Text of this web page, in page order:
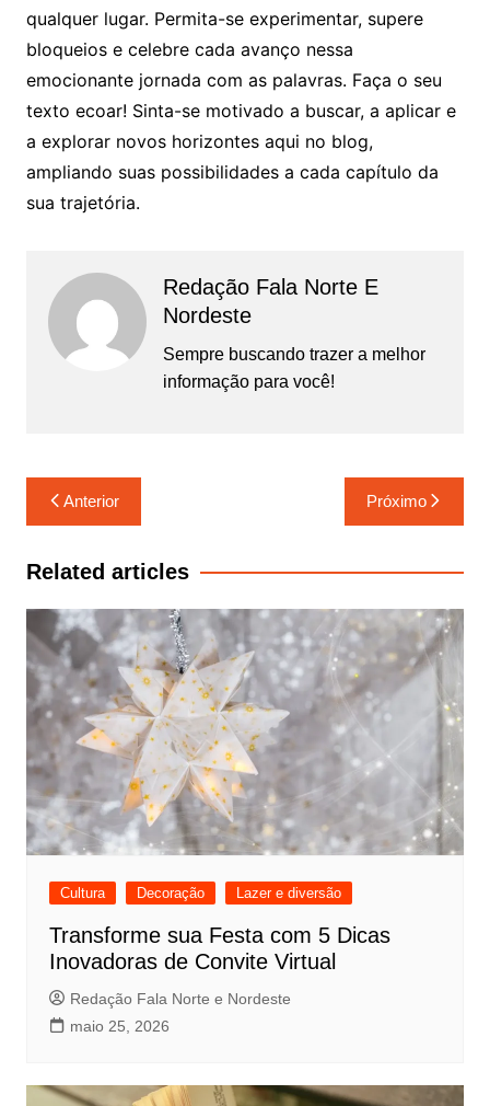
qualquer lugar. Permita-se experimentar, supere
bloqueios e celebre cada avanço nessa
emocionante jornada com as palavras. Faça o seu
texto ecoar! Sinta-se motivado a buscar, a aplicar e
a explorar novos horizontes aqui no blog,
ampliando suas possibilidades a cada capítulo da
sua trajetória.
Redação Fala Norte E
Nordeste
Sempre buscando trazer a melhor
informação para você!
Navegação
de
Post
Anterior Próximo
Related articles
Cultura Decoração Lazer e diversão
Transforme sua Festa com 5 Dicas
Inovadoras de Convite Virtual
Redação Fala Norte e Nordeste
maio 25, 2026